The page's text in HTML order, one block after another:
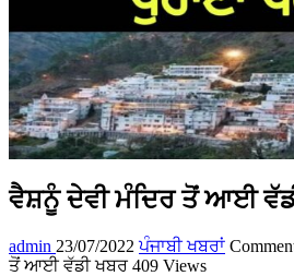
ਵੈਸ਼ਨੂੰ ਦੇਵੀ ਮੰਦਿਰ ਤੋਂ ਆਈ
admin 23/07/2022 ਪੰਜਾਬੀ ਖਬਰਾਂ
ਤੋਂ ਆਈ ਵੱਡੀ ਖਬਰ 409 Views